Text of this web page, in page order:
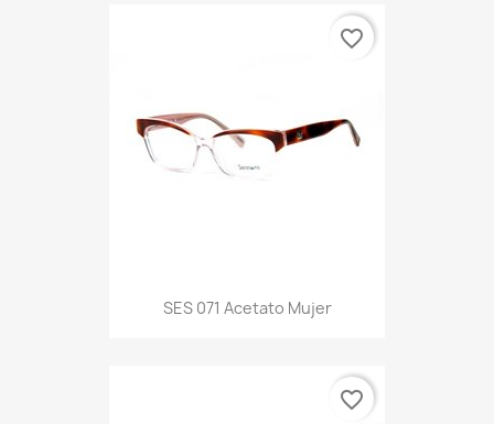
SES 071 Acetato Mujer
favorite_border
favorite_border